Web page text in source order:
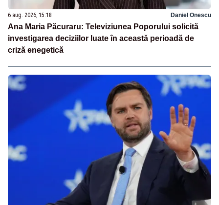
6 aug. 2026, 15:18 Daniel Onescu
Ana Maria Păcuraru: Televiziunea Poporului solicită
investigarea deciziilor luate în această perioadă de
criză enegetică